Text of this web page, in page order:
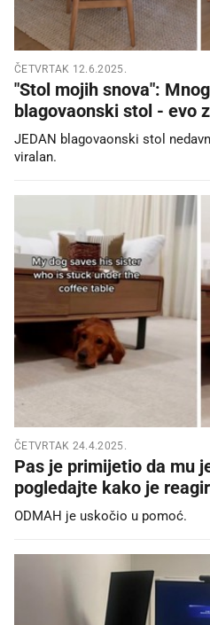
ČETVRTAK 12.6.2025.
"Stol mojih snova":
blagovaonski stol - evo
JEDAN blagovaonski stol
viralan.
ČETVRTAK 24.4.2025.
Pas je primijetio da mu
pogledajte kako je
ODMAH je uskočio u pomoć.